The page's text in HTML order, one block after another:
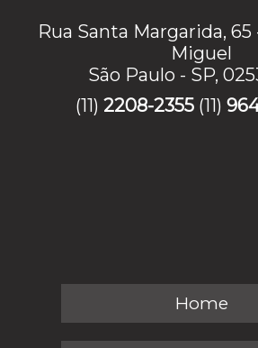
Rua Santa Margarida,
Miguel
São Paulo - SP,
(11) 2208-2355 (11)
Home